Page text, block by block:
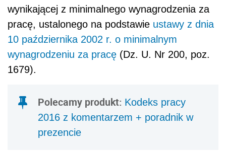
wynikającej z minimalnego wynagrodzenia za
pracę, ustalonego na podstawie ustawy z dnia
10 października 2002 r. o minimalnym
wynagrodzeniu za pracę (Dz. U. Nr 200, poz.
1679).
Polecamy produkt: Kodeks pracy
2016 z komentarzem + poradnik w
prezencie